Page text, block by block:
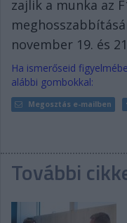
zajlik a munka az
november 19. és
Ha ismerőseid
alábbi gombokkal:
Megosztás e-mailben
További